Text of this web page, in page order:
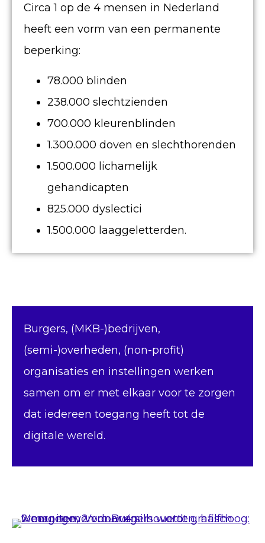
Circa 1 op de 4 mensen in Nederland
heeft een vorm van een permanente
beperking:
78.000 blinden
238.000 slechtzienden
700.000 kleurenblinden
1.300.000 doven en slechthorenden
1.500.000 lichamelijk
gehandicapten
825.000 dyslectici
1.500.000 laaggeletterden.
Burgers, (MKB-)bedrijven,
(semi-)overheden, (non-profit)
organisaties en instellingen werken
samen om er met elkaar voor te zorgen
dat iedereen toegang heeft tot de
digitale wereld.